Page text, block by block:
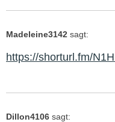
Madeleine3142 sagt:
https://shorturl.fm/
Dillon4106 sagt: